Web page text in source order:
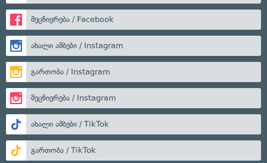
მეცნიერება / Facebook
ახალი ამბები / Instagram
გართობა / Instagram
მეცნიერება / Instagram
ახალი ამბები / TikTok
გართობა / TikTok